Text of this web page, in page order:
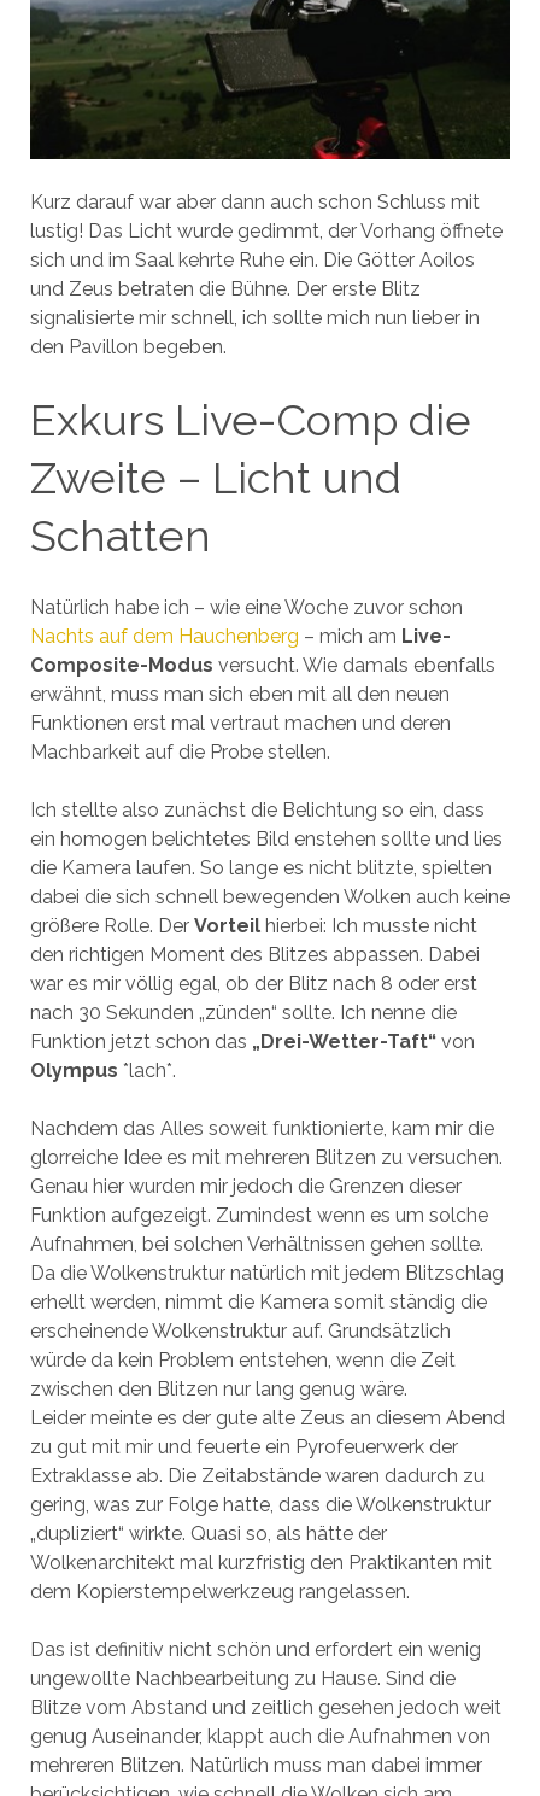
Kurz darauf war aber dann auch schon Schluss mit
lustig! Das Licht wurde gedimmt, der Vorhang öffnete
sich und im Saal kehrte Ruhe ein. Die Götter Aoilos
und Zeus betraten die Bühne. Der erste Blitz
signalisierte mir schnell, ich sollte mich nun lieber in
den Pavillon begeben.
Exkurs Live-Comp die
Zweite – Licht und
Schatten
Natürlich habe ich – wie eine Woche zuvor schon
Nachts auf dem Hauchenberg – mich am Live-
Composite-Modus versucht. Wie damals ebenfalls
erwähnt, muss man sich eben mit all den neuen
Funktionen erst mal vertraut machen und deren
Machbarkeit auf die Probe stellen.
Ich stellte also zunächst die Belichtung so ein, dass
ein homogen belichtetes Bild enstehen sollte und lies
die Kamera laufen. So lange es nicht blitzte, spielten
dabei die sich schnell bewegenden Wolken auch keine
größere Rolle. Der Vorteilhierbei: Ich musste nicht
den richtigen Moment des Blitzes abpassen. Dabei
war es mir völlig egal, ob der Blitz nach 8 oder erst
nach 30 Sekunden „zünden“ sollte. Ich nenne die
Funktion jetzt schon das „Drei-Wetter-Taft“von
Olympus *lach*.
Nachdem das Alles soweit funktionierte, kam mir die
glorreiche Idee es mit mehreren Blitzen zu versuchen.
Genau hier wurden mir jedoch die Grenzen dieser
Funktion aufgezeigt. Zumindest wenn es um solche
Aufnahmen, bei solchen Verhältnissen gehen sollte.
Da die Wolkenstruktur natürlich mit jedem Blitzschlag
erhellt werden, nimmt die Kamera somit ständig die
erscheinende Wolkenstruktur auf. Grundsätzlich
würde da kein Problem entstehen, wenn die Zeit
zwischen den Blitzen nur lang genug wäre.
Leider meinte es der gute alte Zeus an diesem Abend
zu gut mit mir und feuerte ein Pyrofeuerwerk der
Extraklasse ab. Die Zeitabstände waren dadurch zu
gering, was zur Folge hatte, dass die Wolkenstruktur
„dupliziert“ wirkte. Quasi so, als hätte der
Wolkenarchitekt mal kurzfristig den Praktikanten mit
dem Kopierstempelwerkzeug rangelassen.
Das ist definitiv nicht schön und erfordert ein wenig
ungewollte Nachbearbeitung zu Hause. Sind die
Blitze vom Abstand und zeitlich gesehen jedoch weit
genug Auseinander, klappt auch die Aufnahmen von
mehreren Blitzen. Natürlich muss man dabei immer